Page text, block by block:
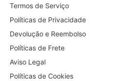
Termos de Serviço
Políticas de Privacidade
Devolução e Reembolso
Políticas de Frete
Aviso Legal
Políticas de Cookies